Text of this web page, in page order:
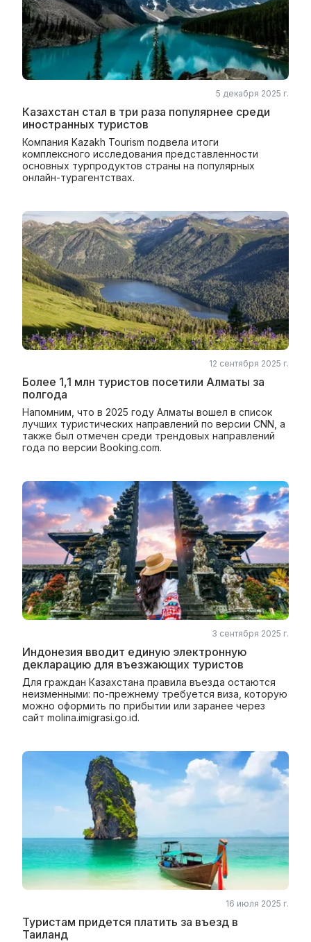
5 декабря 2025 г.
Казахстан стал в три раза популярнее среди
иностранных туристов
Компания Kazakh Tourism подвела итоги
комплексного исследования представленности
основных турпродуктов страны на популярных
онлайн-турагентствах.
12 сентября 2025 г.
Более 1,1 млн туристов посетили Алматы за
полгода
Напомним, что в 2025 году Алматы вошел в список
лучших туристических направлений по версии CNN, а
также был отмечен среди трендовых направлений
года по версии Booking.com.
3 сентября 2025 г.
Индонезия вводит единую электронную
декларацию для въезжающих туристов
Для граждан Казахстана правила въезда остаются
неизменными: по-прежнему требуется виза, которую
можно оформить по прибытии или заранее через
сайт molina.imigrasi.go.id.
16 июля 2025 г.
Туристам придется платить за въезд в
Таиланд